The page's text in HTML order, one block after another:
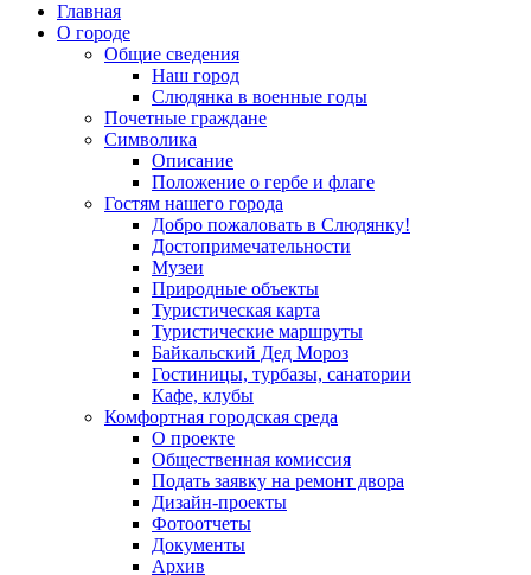
Главная
О городе
Общие сведения
Наш город
Слюдянка в военные годы
Почетные граждане
Символика
Описание
Положение о гербе и флаге
Гостям нашего города
Добро пожаловать в Слюдянку!
Достопримечательности
Музеи
Природные объекты
Туристическая карта
Туристические маршруты
Байкальский Дед Мороз
Гостиницы, турбазы, санатории
Кафе, клубы
Комфортная городская среда
О проекте
Общественная комиссия
Подать заявку на ремонт двора
Дизайн-проекты
Фотоотчеты
Документы
Архив